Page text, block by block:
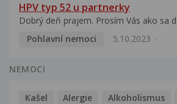
HPV typ 52 u partnerky
Dobrý deň prajem. Prosím Vás ako sa
Pohlavní nemoci
5.10.2023
NEMOCI
Kašel Alergie Alkoholismus